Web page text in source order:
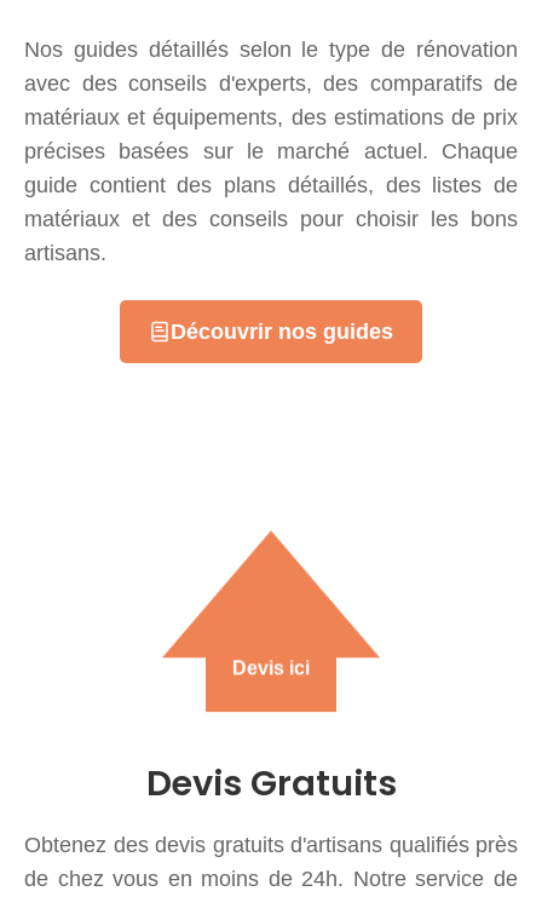
Nos guides détaillés selon le type de rénovation
avec des conseils d'experts, des comparatifs de
matériaux et équipements, des estimations de prix
précises basées sur le marché actuel. Chaque
guide contient des plans détaillés, des listes de
matériaux et des conseils pour choisir les bons
artisans.
Découvrir nos guides
Devis Gratuits
Obtenez des devis gratuits d'artisans qualifiés près
de chez vous en moins de 24h. Notre service de
Devis ici